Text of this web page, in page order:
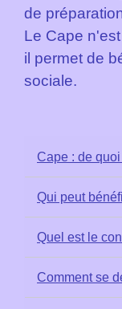
de
Le Cape
il permet de
sociale.
Cape : de
Qui peut
Quel est le
Comment se